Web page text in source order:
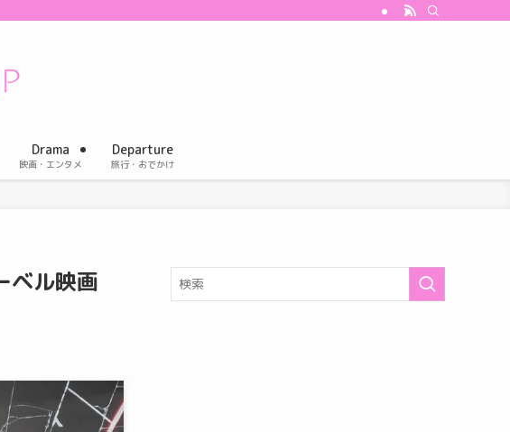
Drama
映画・エンタメ
Departure
旅行・おでかけ
ベル映画